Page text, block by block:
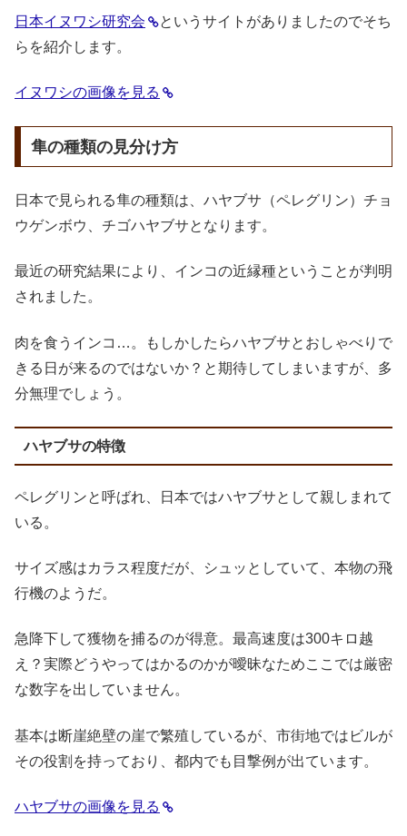
日本イヌワシ研究会
というサイトがありましたのでそち
らを紹介します。
イヌワシの画像を見る
隼の種類の見分け方
日本で見られる隼の種類は、ハヤブサ（ペレグリン）チョ
ウゲンボウ、チゴハヤブサとなります。
最近の研究結果により、インコの近縁種ということが判明
されました。
肉を食うインコ…。もしかしたらハヤブサとおしゃべりで
きる日が来るのではないか？と期待してしまいますが、多
分無理でしょう。
ハヤブサの特徴
ペレグリンと呼ばれ、日本ではハヤブサとして親しまれて
いる。
サイズ感はカラス程度だが、シュッとしていて、本物の飛
行機のようだ。
急降下して獲物を捕るのが得意。最高速度は300キロ越
え？実際どうやってはかるのかが曖昧なためここでは厳密
な数字を出していません。
基本は断崖絶壁の崖で繁殖しているが、市街地ではビルが
その役割を持っており、都内でも目撃例が出ています。
ハヤブサの画像を見る